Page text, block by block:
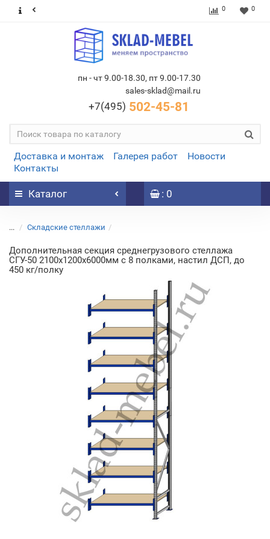
0 0
пн - чт 9.00-18.30, пт 9.00-17.30
sales-sklad@mail.ru
+7(495) 502-45-81
Доставка и монтаж Галерея работ
Новости
Контакты
Каталог : 0
... Складские стеллажи
Дополнительная секция среднегрузового стеллажа
СГУ-50 2100х1200х6000мм с 8 полками, настил ДСП, до
450 кг/полку